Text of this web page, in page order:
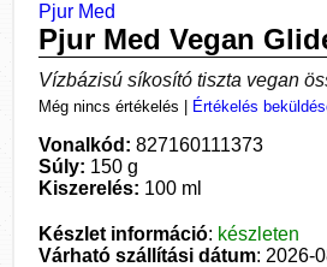
Pjur Med
Pjur Med Vegan
Vízbázisú síkosító tiszta vegan
Még nincs értékelés Értékelés
Vonalkód: 827160111373
Súly: 150 g
Kiszerelés: 100 ml
Készlet információ: készleten
Várható szállítási dátum: 2026-